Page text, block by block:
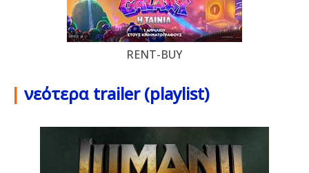
RENT-BUY
| νεότερα trailer (playlist)